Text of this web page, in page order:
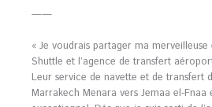
——
« Je voudrais partager ma
Shuttle et l’agence de transfert
Leur service de navette et de transfert
Marrakech Menara vers Jemaa el-